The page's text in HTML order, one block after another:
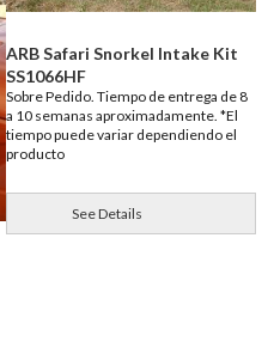
ARB Safari Snorkel Intake Kit
SS1066HF
Sobre Pedido. Tiempo de entrega de 8
a 10 semanas aproximadamente. *El
tiempo puede variar dependiendo el
producto
See Details